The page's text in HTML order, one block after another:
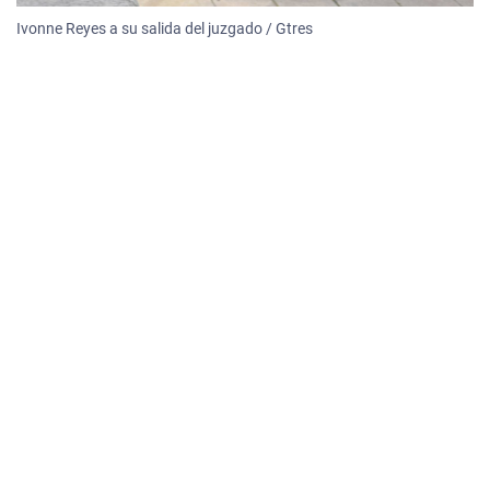
Ivonne Reyes a su salida del juzgado / Gtres